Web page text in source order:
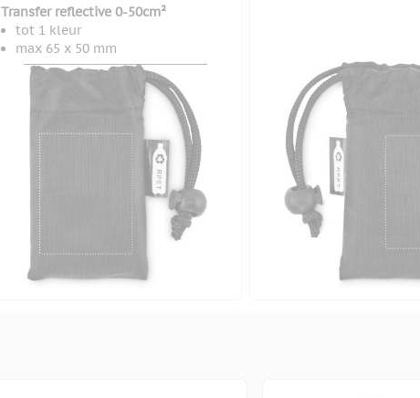
Transfer reflective 0-50cm²
tot 1 kleur
max 65 x 50 mm